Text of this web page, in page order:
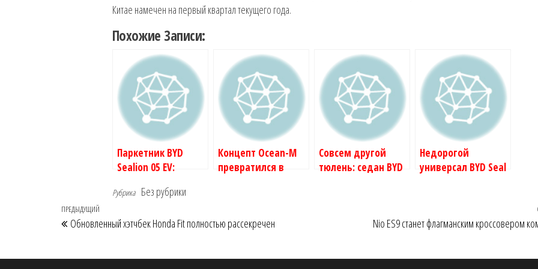
Китае намечен на первый квартал текущего года.
Похожие Записи:
Паркетник BYD
Sealion 05 EV:
изображения
Концепт Ocean-M
превратился в
Совсем другой
тюлень: седан BYD
Недорогой
универсал BYD Seal
Рубрика Без рубрики
Навигация
по
Предыдущая
запись
ПРЕДЫДУЩИЙ
Обновленный хэтчбек Honda Fit полностью рассекречен Nio ES9 станет флагманским кроссовером